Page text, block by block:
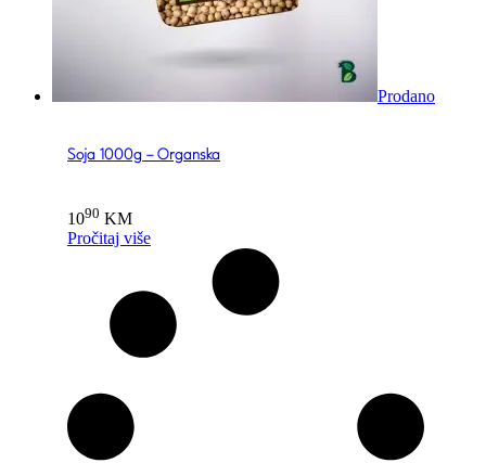
Prodano
Soja 1000g – Organska
1090 KM
Pročitaj više